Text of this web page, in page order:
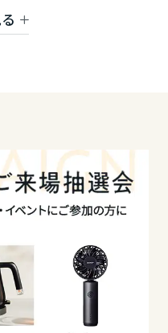
投資コンサルティン
てきた総合力とノウ
談会ご予約受付
談希望とご明記の上